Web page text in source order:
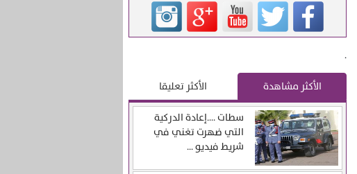
.
الأكثر مشاهدة
الأكثر تعليقا
سطات ….إعادة الدركية
التي ضهرت تغني في
شريط فيديو ...